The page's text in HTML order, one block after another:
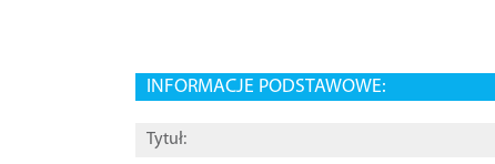
INFORMACJE PODSTAWOWE:
Tytuł: